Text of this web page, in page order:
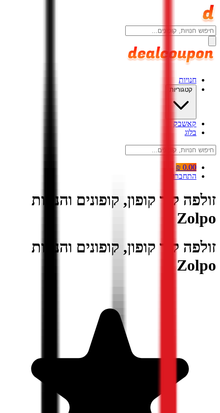
חנויות
קטגוריות
קאשבק
בלוג
0.00 ₪
התחברות
זולפה קוד קופון, קופונים והנחות
Zolpo
זולפה קוד קופון, קופונים והנחות
Zolpo